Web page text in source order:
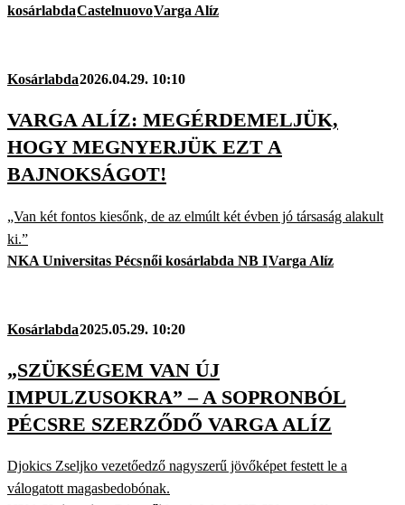
kosárlabdaCastelnuovoVarga Alíz
Kosárlabda2026.04.29. 10:10
VARGA ALÍZ: MEGÉRDEMELJÜK,
HOGY MEGNYERJÜK EZT A
BAJNOKSÁGOT!
„Van két fontos kiesőnk, de az elmúlt két évben jó társaság alakult
ki.”
NKA Universitas Pécsnői kosárlabda NB IVarga Alíz
Kosárlabda2025.05.29. 10:20
„SZÜKSÉGEM VAN ÚJ
IMPULZUSOKRA” – A SOPRONBÓL
PÉCSRE SZERZŐDŐ VARGA ALÍZ
Djokics Zseljko vezetőedző nagyszerű jövőképet festett le a
válogatott magasbedobónak.